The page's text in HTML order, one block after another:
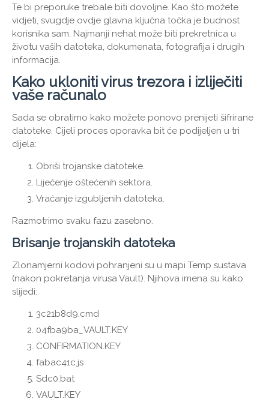
Te bi preporuke trebale biti dovoljne. Kao što možete
vidjeti, svugdje ovdje glavna ključna točka je budnost
korisnika sam. Najmanji nehat može biti prekretnica u
životu vaših datoteka, dokumenata, fotografija i drugih
informacija.
Kako ukloniti virus trezora i izliječiti
vaše računalo
Sada se obratimo kako možete ponovo prenijeti šifrirane
datoteke. Cijeli proces oporavka bit će podijeljen u tri
dijela:
Obriši trojanske datoteke.
Liječenje oštećenih sektora.
Vraćanje izgubljenih datoteka.
Razmotrimo svaku fazu zasebno.
Brisanje trojanskih datoteka
Zlonamjerni kodovi pohranjeni su u mapi Temp sustava
(nakon pokretanja virusa Vault). Njihova imena su kako
slijedi:
3c21b8d9.cmd
04fba9ba_VAULT.KEY
CONFIRMATION.KEY
fabac41c.js
Sdc0.bat
VAULT.KEY